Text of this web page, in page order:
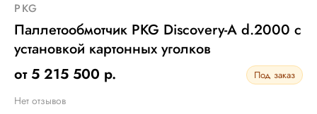
PKG
Паллетообмотчик PKG Discovery-A d.2000 с
установкой картонных уголков
от 5 215 500 р.
Под заказ
Нет отзывов